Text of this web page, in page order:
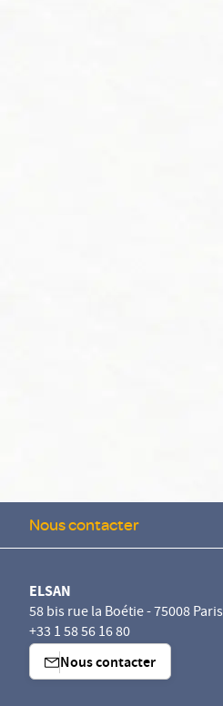
Nous contacter
ELSAN
58 bis rue la Boétie - 75008 Paris
+33 1 58 56 16 80
Nous contacter